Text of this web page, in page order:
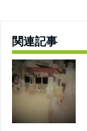
関連記事